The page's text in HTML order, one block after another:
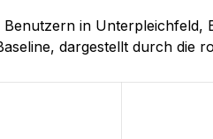
in Unterpleichfeld,
dargestellt durch die